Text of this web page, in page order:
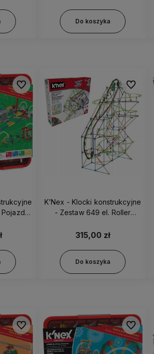
Do koszyka
Pojazdy
Do ulubionych
K’Nex - Klocki konstrukcyjne
- Zestaw 649 el. Roller
315,00 zł
Do koszyka
Do
Do ulubionych Do